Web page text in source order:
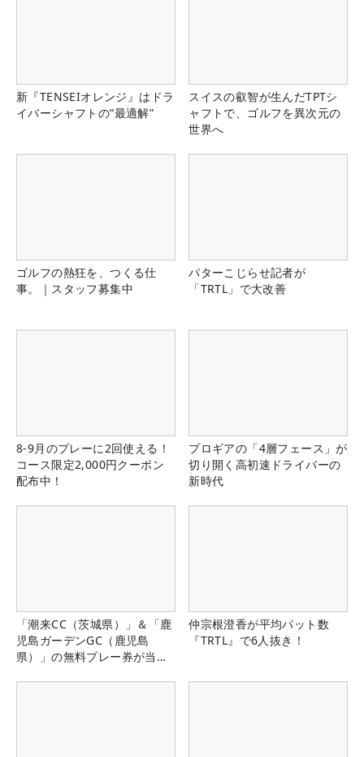
新『TENSEIオレンジ』はドラ
イバーシャフトの“最適解”
スイスの叡智が生んだTPTシ
ャフトで、ゴルフを異次元の
世界へ
ゴルフの熱狂を、つくる仕
事。｜スタッフ募集中
パターこじらせ記者が
「TRTL」で大改善
8-9月のプレーに2回使える！
コース限定2,000円クーポン
配布中！
プロギアの「4層フェース」が
切り開く高初速ドライバーの
新時代
「潮来CC（茨城県）」＆「鹿
児島ガーデンGC（鹿児島
県）」の無料プレー券が当た
仲宗根澄香が平均パット数
『TRTL』で6人抜き！